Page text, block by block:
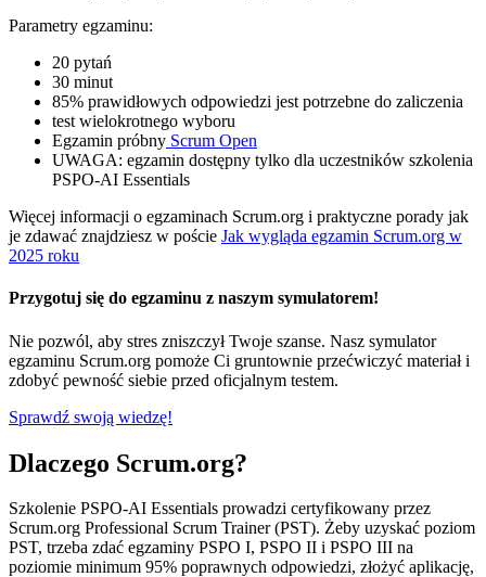
Parametry egzaminu:
20 pytań
30 minut
85% prawidłowych odpowiedzi jest potrzebne do zaliczenia
test wielokrotnego wyboru
Egzamin próbny Scrum Open
UWAGA: egzamin dostępny tylko dla uczestników szkolenia
PSPO-AI Essentials
Więcej informacji o egzaminach Scrum.org i praktyczne porady jak
je zdawać znajdziesz w poście Jak wygląda egzamin Scrum.org w
2025 roku
Przygotuj się do egzaminu z naszym symulatorem!
Nie pozwól, aby stres zniszczył Twoje szanse. Nasz symulator
egzaminu Scrum.org pomoże Ci gruntownie przećwiczyć materiał i
zdobyć pewność siebie przed oficjalnym testem.
Sprawdź swoją wiedzę!
Dlaczego Scrum.org?
Szkolenie PSPO-AI Essentials prowadzi certyfikowany przez
Scrum.org Professional Scrum Trainer (PST). Żeby uzyskać poziom
PST, trzeba zdać egzaminy PSPO I, PSPO II i PSPO III na
poziomie minimum 95% poprawnych odpowiedzi, złożyć aplikację,